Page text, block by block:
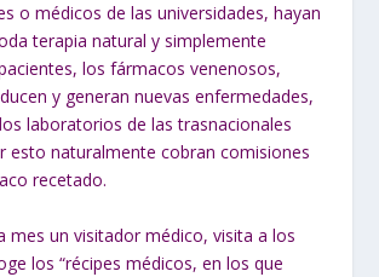
o médicos de las universidades, hayan
terapia natural y simplemente
los fármacos venenosos,
y generan nuevas enfermedades,
laboratorios de las trasnacionales
esto naturalmente cobran comisiones
recetado.
mes un visitador médico, visita a los
los “récipes médicos, en los que